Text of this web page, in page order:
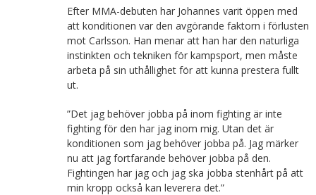
Efter MMA-debuten har Johannes varit öppen med
att konditionen var den avgörande faktorn i förlusten
mot Carlsson. Han menar att han har den naturliga
instinkten och tekniken för kampsport, men måste
arbeta på sin uthållighet för att kunna prestera fullt
ut.
”Det jag behöver jobba på inom fighting är inte
fighting för den har jag inom mig. Utan det är
konditionen som jag behöver jobba på. Jag märker
nu att jag fortfarande behöver jobba på den.
Fightingen har jag och jag ska jobba stenhårt på att
min kropp också kan leverera det.”